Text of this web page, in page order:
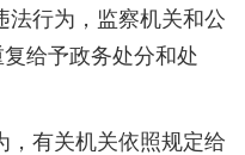
法行为，监察机关和公
给予政务处分和处
，有关机关依照规定给